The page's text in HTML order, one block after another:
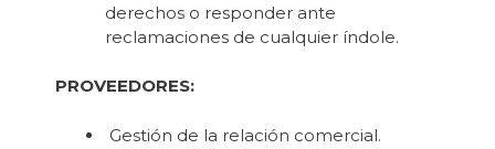
derechos o responder ante
reclamaciones de cualquier índole.
PROVEEDORES:
Gestión de la relación comercial.